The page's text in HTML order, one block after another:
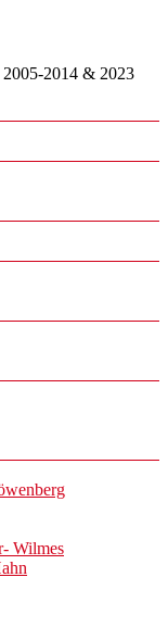
2005-2014 & 2023
Wilmes